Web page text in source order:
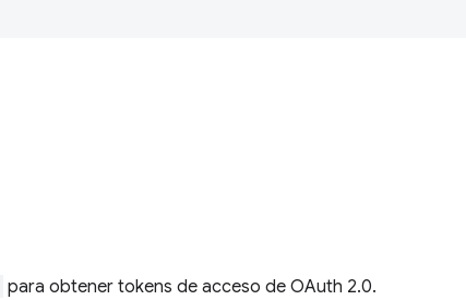
para obtener tokens de acceso de OAuth 2.0.